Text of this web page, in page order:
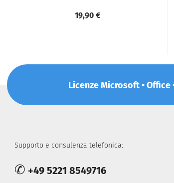
19,90 €
Licenze Microsoft • Office
Supporto e consulenza telefonica:
✆ +49 5221 8549716